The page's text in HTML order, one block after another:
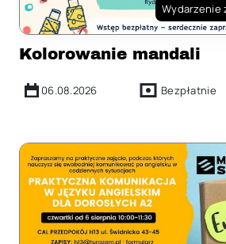
Wydarzenie
Kolorowanie mandali
06.08.2026 Bezpłatnie